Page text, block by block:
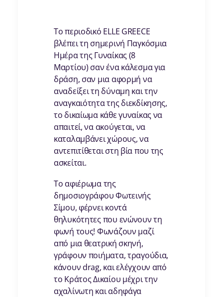
Το περιοδικό ELLE GREECE
βλέπει τη σημερινή Παγκόσμια
Ημέρα της Γυναίκας (8
Μαρτίου) σαν ένα κάλεσμα για
δράση, σαν μια αφορμή να
αναδείξει τη δύναμη και την
αναγκαιότητα της διεκδίκησης,
το δικαίωμα κάθε γυναίκας να
απαιτεί, να ακούγεται, να
καταλαμβάνει χώρους, να
αντεπιτίθεται στη βία που της
ασκείται.
Το αφιέρωμα της
δημοσιογράφου Φωτεινής
Σίμου, φέρνει κοντά
θηλυκότητες που ενώνουν τη
φωνή τους! Φωνάζουν μαζί
από μια θεατρική σκηνή,
γράφουν ποιήματα, τραγούδια,
κάνουν drag, και ελέγχουν από
το Κράτος Δικαίου μέχρι την
αχαλίνωτη και αδηφάγα